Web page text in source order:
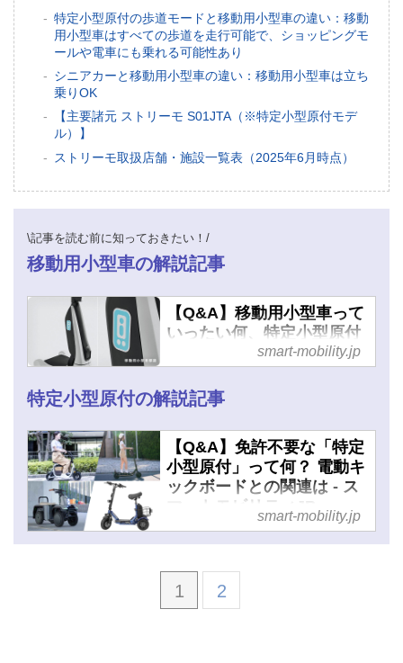
運営会社
利用規約
プライバシーポリシー
ライター名簿
お問い合せ
広告掲載について
特定小型原付の歩道モードと移動用小型車の違い：移動
用小型車はすべての歩道を走行可能で、ショッピングモ
ールや電車にも乗れる可能性あり
シニアカーと移動用小型車の違い：移動用小型車は立ち
乗りOK
【主要諸元 ストリーモ S01JTA（※特定小型原付モデ
ル）】
ストリーモ取扱店舗・施設一覧表（2025年6月時点）
\記事を読む前に知っておきたい！/
移動用小型車の解説記事
【Q&A】移動用小型車って
いったい何、特定小型原付
とは似て非なるもので魅力
的 !? - スマートモビリティ
JP
smart-mobility.jp
特定小型原付の解説記事
【Q&A】免許不要な「特定
小型原付」って何？ 電動キ
ックボードとの関連は - ス
マートモビリティJPsmart-mobility.jp
1 2